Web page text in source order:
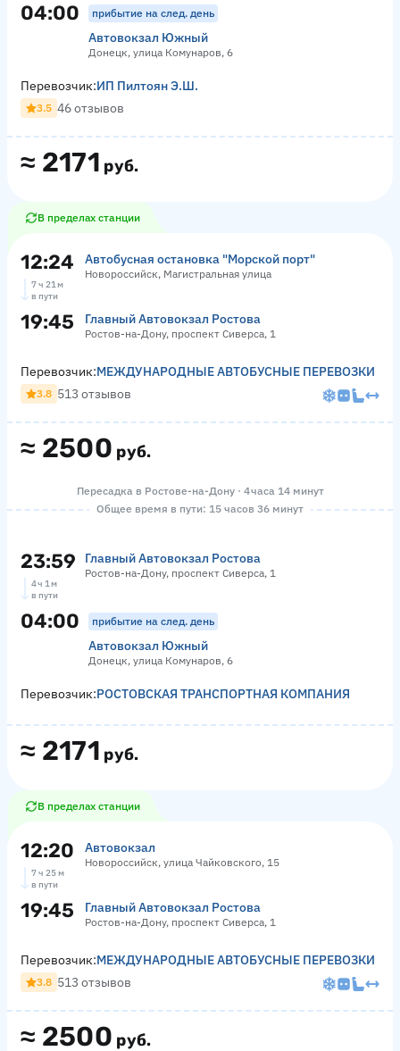
04:00 прибытие на след. день
Автовокзал Южный
Донецк, улица Комунаров, 6
≈ 2171 руб.
Перевозчик:ИП Пилтоян Э.Ш.
3.5 46 отзывов
В пределах станции
12:24 Автобусная остановка "Морской порт"
Новороссийск, Магистральная улица
7 ч 21 м
в пути
19:45 Главный Автовокзал Ростова
Ростов-на-Дону, проспект Сиверса, 1
≈ 2500 руб.
Перевозчик:МЕЖДУНАРОДНЫЕ АВТОБУСНЫЕ ПЕРЕВОЗКИ
3.8 513 отзывов
Пересадка в Ростове-на-Дону · 4 часа 14 минут
Общее время в пути: 15 часов 36 минут
23:59 Главный Автовокзал Ростова
Ростов-на-Дону, проспект Сиверса, 1
4 ч 1 м
в пути
04:00 прибытие на след. день
Автовокзал Южный
Донецк, улица Комунаров, 6
≈ 2171 руб.
Перевозчик:РОСТОВСКАЯ ТРАНСПОРТНАЯ КОМПАНИЯ
В пределах станции
12:20 Автовокзал
Новороссийск, улица Чайковского, 15
7 ч 25 м
в пути
19:45 Главный Автовокзал Ростова
Ростов-на-Дону, проспект Сиверса, 1
≈ 2500 руб.
Перевозчик:МЕЖДУНАРОДНЫЕ АВТОБУСНЫЕ ПЕРЕВОЗКИ
3.8 513 отзывов